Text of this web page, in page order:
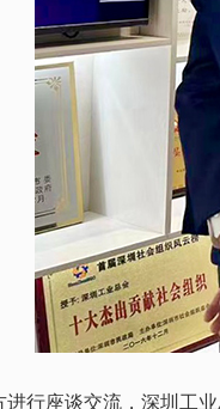
进行座谈交流，深圳工